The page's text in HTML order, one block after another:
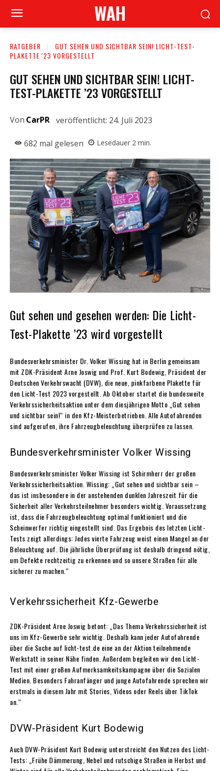
WAH
RATGEBER
GUT SEHEN UND SICHTBAR SEIN! LICHT-TEST-
PLAKETTE '23 VORGESTELLT
GUT SEHEN UND SICHTBAR SEIN! LICHT-
TEST-PLAKETTE ’23 VORGESTELLT
Von CarPR veröffentlicht: 24. Juli 2023
682 mal gelesen Lesedauer 2 min.
Gut sehen und gesehen werden: Die Licht-
Test-Plakette ’23 wird vorgestellt
Bundesverkehrsminister Dr. Volker Wissing hat in Berlin gemeinsam
mit ZDK-Präsident Arne Joswig und Prof. Kurt Bodewig, Präsident der
Deutschen Verkehrswacht (DVW), die neue, pinkfarbene Plakette für
den Licht-Test 2023 vorgestellt. Ab Oktober startet die bundesweite
Verkehrssicherheitsaktion unter dem diesjährigen Motto „Gut sehen
und sichtbar sein!“ in den Kfz-Meisterbetrieben. Alle Autofahrenden
sind aufgerufen, ihre Fahrzeugbeleuchtung überprüfen zu lassen.
Bundesverkehrsminister Volker Wissing
Bundesverkehrsminister Volker Wissing ist Schirmherr der großen
Verkehrssicherheitsaktion. Wissing: „Gut sehen und sichtbar sein –
das ist insbesondere in der anstehenden dunklen Jahreszeit für die
Sicherheit aller Verkehrsteilnehmer besonders wichtig. Voraussetzung
ist, dass die Fahrzeugbeleuchtung optimal funktioniert und die
Scheinwerfer richtig eingestellt sind. Das Ergebnis des letzten Licht-
Tests zeigt allerdings: Jedes vierte Fahrzeug weist einen Mangel an der
Beleuchtung auf. Die jährliche Überprüfung ist deshalb dringend nötig,
um Defekte rechtzeitig zu erkennen und so unsere Straßen für alle
sicherer zu machen.“
Verkehrssicherheit Kfz-Gewerbe
ZDK-Präsident Arne Joswig betont: „Das Thema Verkehrssicherheit ist
uns im Kfz-Gewerbe sehr wichtig. Deshalb kann jeder Autofahrende
über die Suche auf licht-test.de eine an der Aktion teilnehmende
Werkstatt in seiner Nähe finden. Außerdem begleiten wir den Licht-
Test mit einer großen Aufmerksamkeitskampagne über die Sozialen
Medien. Besonders Fahranfänger und junge Autofahrende sprechen wir
erstmals in diesem Jahr mit Stories, Videos oder Reels über TikTok
an.“
DVW-Präsident Kurt Bodewig
Auch DVW-Präsident Kurt Bodewig unterstreicht den Nutzen des Licht-
Tests: „Frühe Dämmerung, Nebel und rutschige Straßen in Herbst und